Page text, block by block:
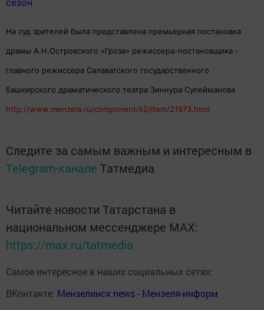
сезон
На суд зрителей была представлена премьерная постановка
драмы А.Н.Островского «Гроза» режиссера-постановщика -
главного режиссера Салаватского государственного
башкирского драматического театра Зиннура Сулейманова
http://www.menzela.ru/component/k2/item/21973.html
Следите за самым важным и интересным в
Telegram-канале Татмедиа
Читайте новости Татарстана в
национальном мессенджере MАХ:
https://max.ru/tatmedia
Самое интересное в наших социальных сетях:
ВКонтакте: Мензелинск news - Мензеля-информ